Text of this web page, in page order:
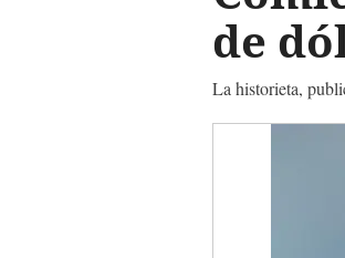
de
La historieta,